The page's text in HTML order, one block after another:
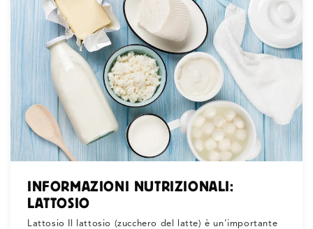
INFORMAZIONI NUTRIZIONALI:
LATTOSIO
Lattosio Il lattosio (zucchero del latte) è un'importante